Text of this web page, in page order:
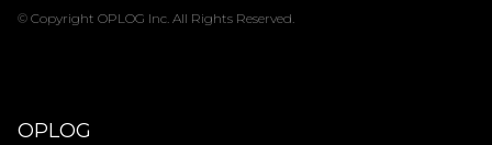
© Copyright OPLOG Inc. All Rights Reserved.
OPLOG